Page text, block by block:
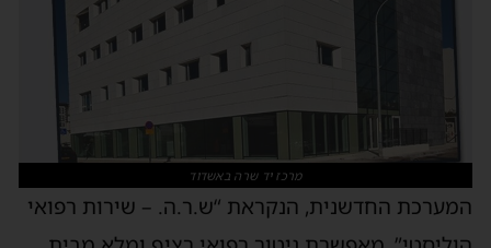
מרכז יד שרה באשדוד
המערכת החדשנית, הנקראת “ש.ר.ה. – שירות רפואי